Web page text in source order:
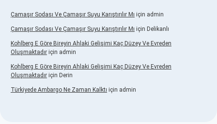
Çamaşır Sodası Ve Çamaşır Suyu Karıştırılır Mı için admin
Çamaşır Sodası Ve Çamaşır Suyu Karıştırılır Mı için Delikanlı
Kohlberg E Göre Bireyin Ahlaki Gelişimi Kaç Düzey Ve Evreden
Oluşmaktadır için admin
Kohlberg E Göre Bireyin Ahlaki Gelişimi Kaç Düzey Ve Evreden
Oluşmaktadır için Derin
Türkiyede Ambargo Ne Zaman Kalktı için admin